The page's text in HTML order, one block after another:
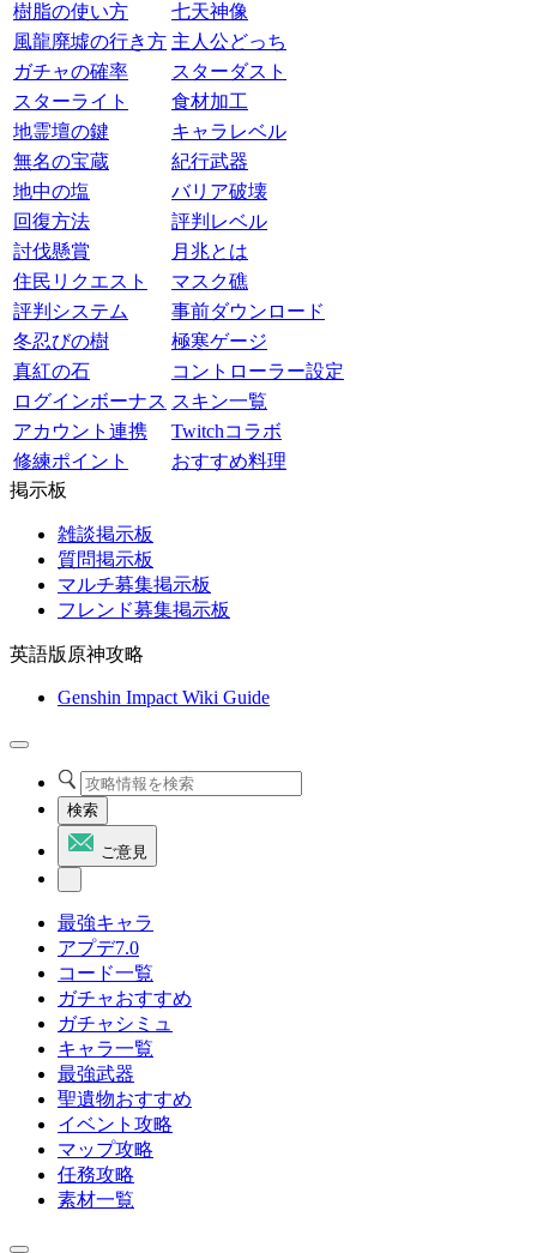
樹脂の使い方
七天神像
風龍廃墟の行き方 主人公どっち
ガチャの確率
スターダスト
スターライト
食材加工
地霊壇の鍵
キャラレベル
無名の宝蔵
紀行武器
地中の塩
バリア破壊
回復方法
評判レベル
討伐懸賞
月兆とは
住民リクエスト
マスク礁
評判システム
事前ダウンロード
冬忍びの樹
極寒ゲージ
真紅の石
コントローラー設定
ログインボーナス スキン一覧
アカウント連携
Twitchコラボ
修練ポイント
おすすめ料理
掲示板
雑談掲示板
質問掲示板
マルチ募集掲示板
フレンド募集掲示板
英語版原神攻略
Genshin Impact Wiki Guide
検索
ご意見
最強キャラ
アプデ7.0
コード一覧
ガチャおすすめ
ガチャシミュ
キャラ一覧
最強武器
聖遺物おすすめ
イベント攻略
マップ攻略
任務攻略
素材一覧